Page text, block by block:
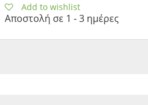
Add to wishlist
Αποστολή σε 1 - 3 ημέρες